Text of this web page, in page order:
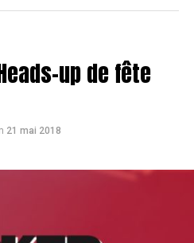
up de fête
21 mai 2018